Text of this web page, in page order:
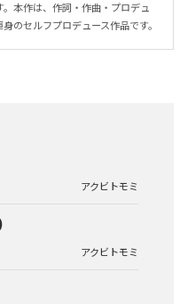
本作は、作詞・作曲・プロデュ
のセルフプロデュース作品です。
アクビトモミ
アクビトモミ